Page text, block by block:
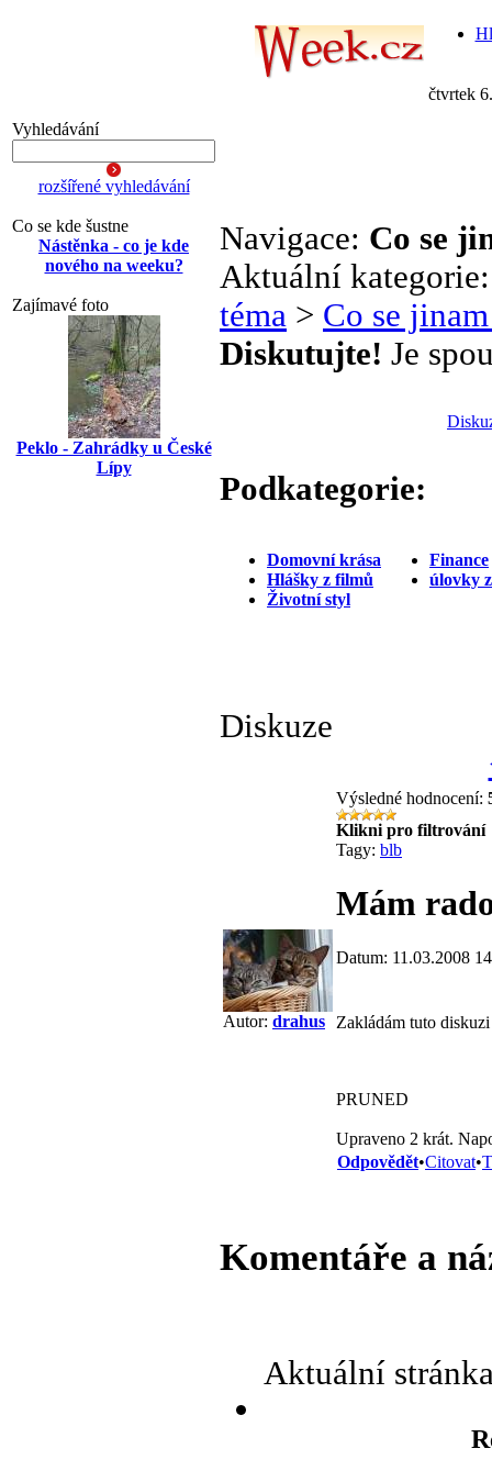
čtvrtek
Vyhledávání
rozšířené vyhledávání
Co se kde šustne
Nástěnka - co je kde
nového na weeku?
Zajímavé foto
Peklo - Zahrádky u České
Lípy
Navigace: Co se
Aktuální
téma > Co se
Diskutujte! Je
Podkategorie:
Domovní krása
Hlášky z filmů
Životní styl
Finance
úlovky
Diskuze
Autor: drahus
Výsledné hodnocení:
Klikni pro filtrování
Tagy: blb
Mám
Datum: 11.03.2008
Zakládám tuto
PRUNED
Upraveno 2 krát.
Odpovědět•Citovat•
Komentáře a
Aktuální